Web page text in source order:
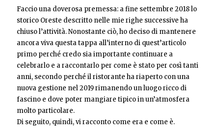
Faccio una doverosa premessa: a fine settembre 2018 lo
storico Oreste descritto nelle mie righe successive ha
chiuso l’attività. Nonostante ciò, ho deciso di mantenere
ancora viva questa tappa all’interno di quest’articolo
primo perché credo sia importante continuare a
celebrarlo e a raccontarlo per come è stato per così tanti
anni, secondo perché il ristorante ha riaperto con una
nuova gestione nel 2019 rimanendo un luogo ricco di
fascino e dove poter mangiare tipico in un’atmosfera
molto particolare.
Di seguito, quindi, vi racconto come era e come è.